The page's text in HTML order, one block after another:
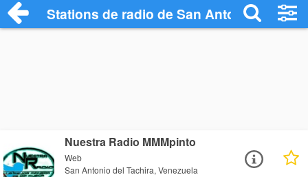
Stations de radio de San Antonio del
Nuestra Radio MMMpinto
Web
San Antonio del Tachira, Venezuela